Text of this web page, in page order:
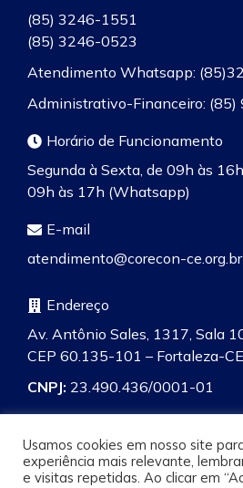
(85) 3246-1551
(85) 3246-0523
Atendimento Whatsapp:
Administrativo-Financeiro:
Horário de Funcionamento
Segunda à Sexta, de 09h às
09h às 17h (Whatsapp)
E-mail
atendimento@corecon-ce.org.br
Endereço
Av. Antônio Sales, 1317, Sala
CEP 60.135-101 – Fortaleza-CE
CNPJ: 23.490.436/0001-01
Pesquisa
Usamos cookies em nosso site
experiência mais relevante,
e visitas repetidas. Ao clicar em